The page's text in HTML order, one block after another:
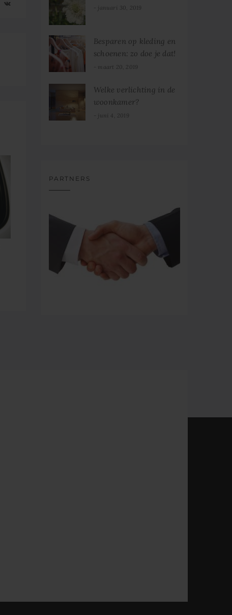
januari 30, 2019
Besparen op kleding en
schoenen: zo doe je dat!
maart 20, 2019
Welke verlichting in de
woonkamer?
juni 4, 2019
PARTNERS